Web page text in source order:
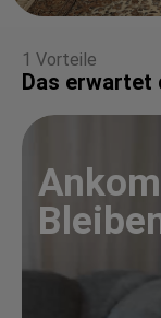
1 Vorteile
Das erwartet